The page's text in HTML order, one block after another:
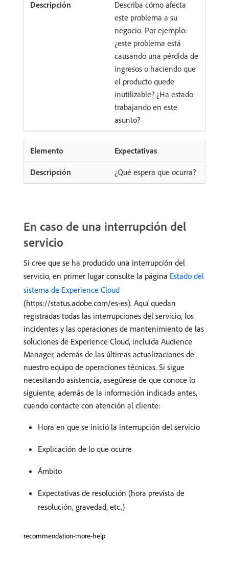
Describa cómo afecta
este problema a su
negocio. Por ejemplo:
¿este problema está
causando una pérdida de
ingresos o haciendo que
el producto quede
inutilizable? ¿Ha estado
trabajando en este
asunto?
Expectativas
¿Qué espera que ocurra?
En caso de una interrupción del
servicio
Si cree que se ha producido una interrupción del
servicio, en primer lugar consulte la página Estado del
sistema de Experience Cloud
(https://status.adobe.com/es-es). Aquí quedan
registradas todas las interrupciones del servicio, los
incidentes y las operaciones de mantenimiento de las
soluciones de Experience Cloud, incluida Audience
Manager, además de las últimas actualizaciones de
nuestro equipo de operaciones técnicas. Si sigue
necesitando asistencia, asegúrese de que conoce lo
siguiente, además de la información indicada antes,
cuando contacte con atención al cliente:
Hora en que se inició la interrupción del servicio
Explicación de lo que ocurre
Ámbito
Expectativas de resolución (hora prevista de
resolución, gravedad, etc.)
recommendation-more-help